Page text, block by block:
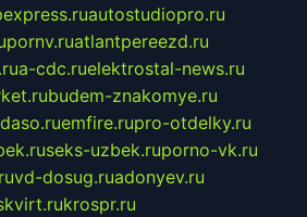
autostudiopro.ru
pornv.ruatlantpereezd.ru
a-cdc.ruelektrostal-news.ru
budem-znakomye.ru
emfire.rupro-otdelky.ru
seks-uzbek.ruporno-vk.ru
vd-dosug.ruadonyev.ru
krospr.ru